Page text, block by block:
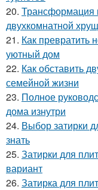
20. Трансформация
двухкомнатной
21. Как превратить
уютный дом
22. Как обставить
семейной жизни
23. Полное
дома изнутри
24. Выбор затирки
знать
25. Затирки для
вариант
26. Затирка для